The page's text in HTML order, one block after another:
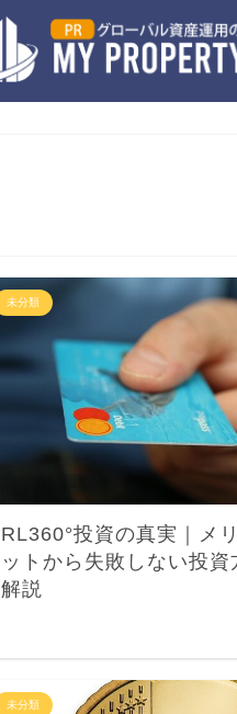
未分類
RL360°投資の真実｜メ
ットから失敗しない投資
解説
未分類